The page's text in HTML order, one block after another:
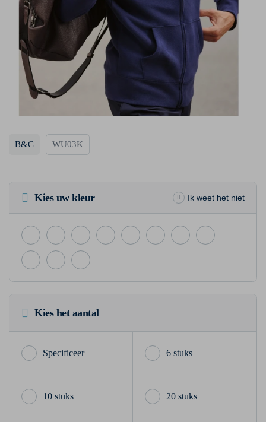
B&C WU03K
Kies uw kleur Ik weet het niet
Kies het aantal
6 stuks
10 stuks 20 stuks